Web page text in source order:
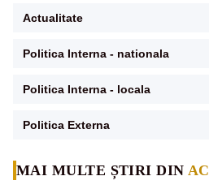
MAI MULTE ȘTIRI DIN
Actualitate
Politica Interna - nationala
Politica Interna - locala
Politica Externa